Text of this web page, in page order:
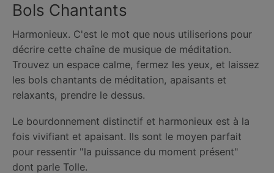
Bols Chantants
Harmonieux. C'est le mot que nous utiliserions pour
décrire cette chaîne de musique de méditation.
Trouvez un espace calme, fermez les yeux, et laissez
les bols chantants de méditation, apaisants et
relaxants, prendre le dessus.
Le bourdonnement distinctif et harmonieux est à la
fois vivifiant et apaisant. Ils sont le moyen parfait
pour ressentir "la puissance du moment présent"
dont parle Tolle.